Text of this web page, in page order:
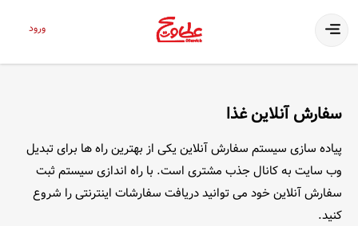
ورود
سفارش آنلاین غذا
پیاده سازی سیستم سفارش آنلاین یکی از بهترین راه ها برای تبدیل
وب سایت به کانال جذب مشتری است. با راه اندازی سیستم ثبت
سفارش آنلاین خود می توانید دریافت سفارشات اینترنتی را شروع
کنید.